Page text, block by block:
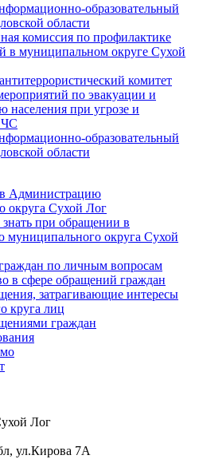
образовательный
области
комиссия по профилактике
в муниципальном округе Сухой
комитет
по эвакуации и
населения при угрозе и
ЧС
образовательный
области
в Администрацию
округа Сухой Лог
при обращении в
округа Сухой
по личным вопросам
в сфере обращений граждан
затрагивающие интересы
круга лиц
граждан
Лог
ул.Кирова 7А